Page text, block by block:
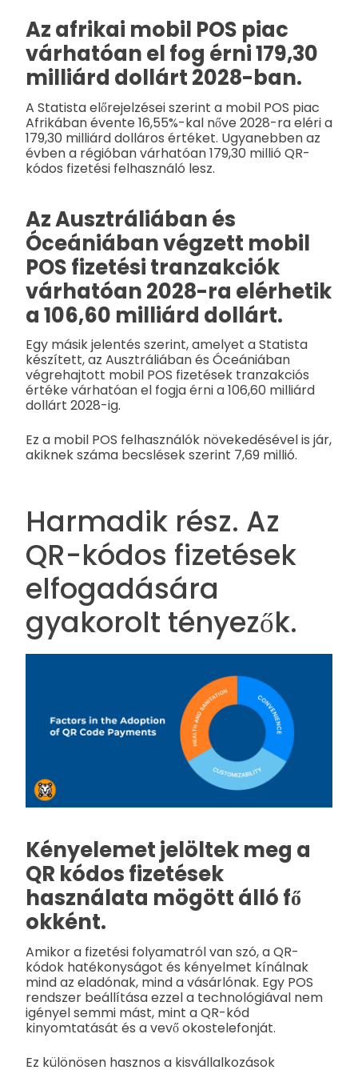
Az afrikai mobil POS piac
várhatóan el fog érni 179,30
milliárd dollárt 2028-ban.
A Statista előrejelzései szerint a mobil POS piac
Afrikában évente 16,55%-kal nőve 2028-ra eléri a
179,30 milliárd dolláros értéket. Ugyanebben az
évben a régióban várhatóan 179,30 millió QR-
kódos fizetési felhasználó lesz.
Az Ausztráliában és
Óceániában végzett mobil
POS fizetési tranzakciók
várhatóan 2028-ra elérhetik
a 106,60 milliárd dollárt.
Egy másik jelentés szerint, amelyet a Statista
készített, az Ausztráliában és Óceániában
végrehajtott mobil POS fizetések tranzakciós
értéke várhatóan el fogja érni a 106,60 milliárd
dollárt 2028-ig.
Ez a mobil POS felhasználók növekedésével is jár,
akiknek száma becslések szerint 7,69 millió.
Harmadik rész. Az
QR-kódos fizetések
elfogadására
gyakorolt tényezők.
Kényelemet jelöltek meg a
QR kódos fizetések
használata mögött álló fő
okként.
Amikor a fizetési folyamatról van szó, a QR-
kódok hatékonyságot és kényelmet kínálnak
mind az eladónak, mind a vásárlónak. Egy POS
rendszer beállítása ezzel a technológiával nem
igényel semmi mást, mint a QR-kód
kinyomtatását és a vevő okostelefonját.
Ez különösen hasznos a kisvállalkozások